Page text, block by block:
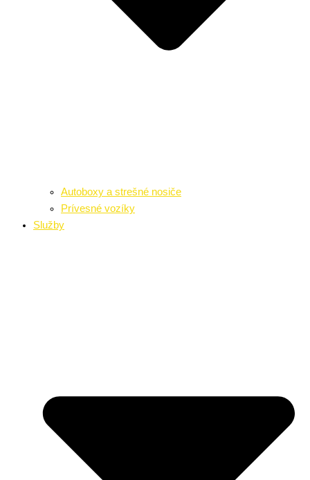
Autoboxy a strešné nosiče
Prívesné vozíky
Služby